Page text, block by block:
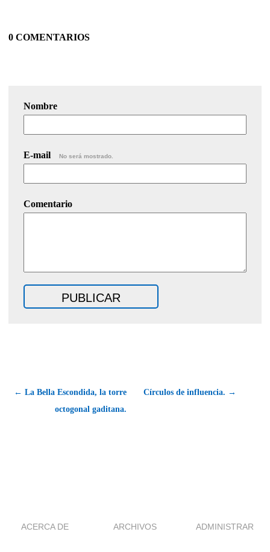
0 COMENTARIOS
Nombre
E-mail No será mostrado.
Comentario
← La Bella Escondida, la torre
octogonal gaditana.
Círculos de influencia. →
ACERCA DE ARCHIVOS ADMINISTRAR